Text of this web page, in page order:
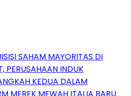
SAHAM MAYORITAS DI
PERUSAHAAN INDUK
KEDUA DALAM
MEREK MEWAH ITALIA BARU